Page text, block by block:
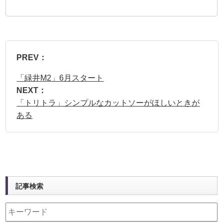
PREV：
「緑井M2」6月スタート
NEXT：
「トリトラ」シンプルなカットソーがほしいときが
ある
記事検索